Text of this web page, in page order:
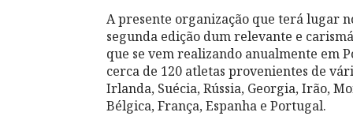
A presente organização que terá lugar
segunda edição dum relevante e
que se vem realizando anualmente em
cerca de 120 atletas provenientes de
Irlanda, Suécia, Rússia, Georgia, Irão,
Bélgica, França, Espanha e Portugal.